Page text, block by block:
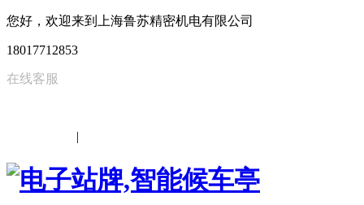
您好，欢迎来到上海鲁苏精密机电有限公司
18017712853
在线客服
|